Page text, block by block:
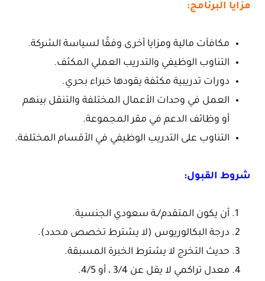
مزايا البرنامج:
مكافآت مالية ومزايا أخرى وفقًا لسياسة الشركة.
التناوب الوظيفي والتدريب العملي المكثف.
دورات تدريبية مكثفة يقودها خبراء بحري.
العمل في وحدات الأعمال المختلفة والتنقل بينهم
أو وظائف الدعم في مقر المجموعة.
التناوب على التدريب الوظيفي في الأقسام المختلفة.
شروط القبول:
أن يكون المتقدم/ـة سعودي الجنسية.
درجة البكالوريوس (لا يشترط تخصص محدد).
حديث التخرج لا يشترط الخبرة المسبقة.
معدل تراكمي لا يقل عن 3/4 ، أو 4/5.